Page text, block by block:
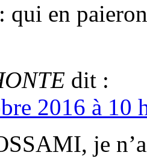
qui en
dit :
2016 à 10
je